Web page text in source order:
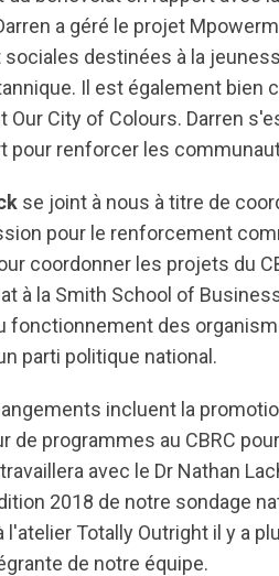
a géré le projet
destinées à la
Il est également bien
Our City of Colours. Darren
pour renforcer les
se joint à nous à titre de
pour le renforcement
coordonner les projets du
à la Smith School of
fonctionnement des
parti politique national.
incluent la
de programmes au CBRC
avec le Dr Nathan
2018 de notre sondage
l'atelier Totally Outright il y a
de notre équipe.